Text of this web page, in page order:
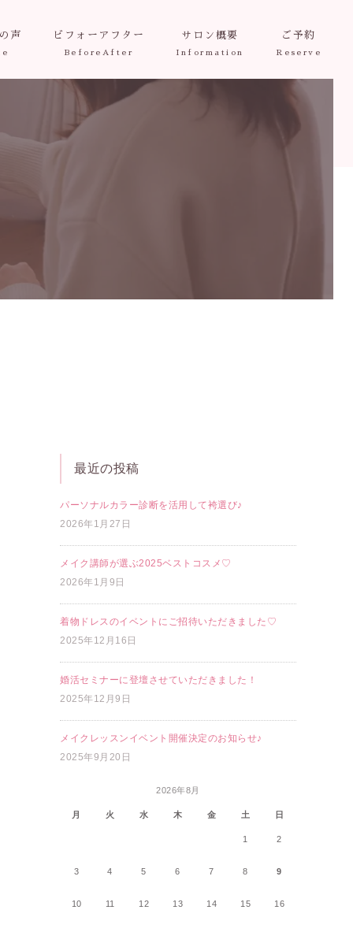
声 ビフォーアフター サロン概要 ご予約
最近の投稿
パーソナルカラー診断を活用して袴選び♪
2026年1月27日
メイク講師が選ぶ2025ベストコスメ♡
2026年1月9日
着物ドレスのイベントにご招待いただきました♡
2025年12月16日
婚活セミナーに登壇させていただきました！
2025年12月9日
メイクレッスンイベント開催決定のお知らせ♪
2025年9月20日
2026年8月
月 火 水 木 金 土 日
1 2
3 4 5 6 7 8 9
10 11 12 13 14 15 16